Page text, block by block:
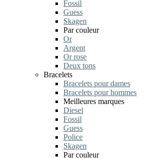
Fossil
Guess
Skagen
Par couleur
Or
Argent
Or rose
Deux tons
Bracelets
Bracelets pour dames
Bracelets pour hommes
Meilleures marques
Diesel
Fossil
Guess
Police
Skagen
Par couleur